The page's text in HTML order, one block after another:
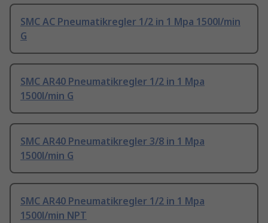
SMC AC Pneumatikregler 1/2 in 1 Mpa 1500l/min
G
SMC AR40 Pneumatikregler 1/2 in 1 Mpa
1500l/min G
SMC AR40 Pneumatikregler 3/8 in 1 Mpa
1500l/min G
SMC AR40 Pneumatikregler 1/2 in 1 Mpa
1500l/min NPT